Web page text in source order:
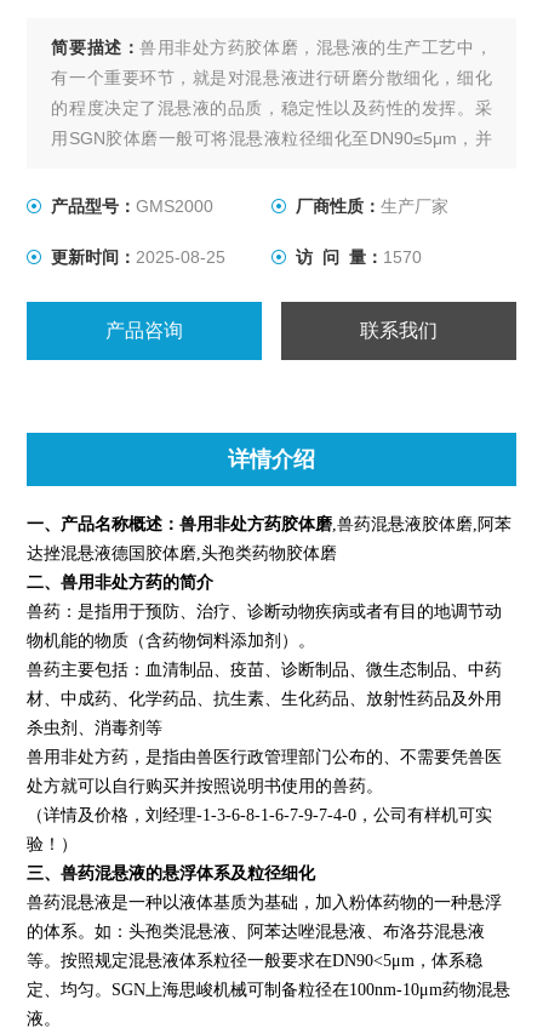
简要描述：兽用非处方药胶体磨，混悬液的生产工艺中，
有一个重要环节，就是对混悬液进行研磨分散细化，细化
的程度决定了混悬液的品质，稳定性以及药性的发挥。采
用SGN胶体磨一般可将混悬液粒径细化至DN90≤5μm，并
效。
产品型号：GMS2000 厂商性质： 生产厂家
更新时间： 2025-08-25 访 问 量： 1570
产品咨询 联系我们
详情介绍
一、产品名称概述：兽用非处方药胶体磨,兽药混悬液胶体磨,阿苯
达挫混悬液德国胶体磨,头孢类药物胶体磨
二、兽用非处方药的简介
兽药：是指用于预防、治疗、诊断动物疾病或者有目的地调节动
物机能的物质（含药物饲料添加剂）。
兽药主要包括：血清制品、疫苗、诊断制品、微生态制品、中药
材、中成药、化学药品、抗生素、生化药品、放射性药品及外用
杀虫剂、消毒剂等
兽用非处方药，是指由兽医行政管理部门公布的、不需要凭兽医
处方就可以自行购买并按照说明书使用的兽药。
（详情及价格，刘经理-1-3-6-8-1-6-7-9-7-4-0，公司有样机可实
验！）
三、兽药混悬液的悬浮体系及粒径细化
兽药混悬液是一种以液体基质为基础，加入粉体药物的一种悬浮
的体系。如：头孢类混悬液、阿苯达唑混悬液、布洛芬混悬液
等。按照规定混悬液体系粒径一般要求在DN90<5μm，体系稳
定、均匀。SGN上海思峻机械可制备粒径在100nm-10μm药物混悬
液。